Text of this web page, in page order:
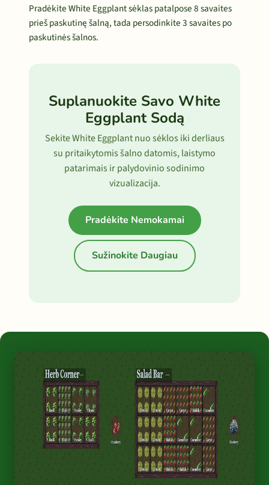
Pradėkite White Eggplant sėklas patalpose 8 savaites
prieš paskutinę šalną, tada persodinkite 3 savaites po
paskutinės šalnos.
Suplanuokite Savo White
Eggplant Sodą
Sekite White Eggplant nuo sėklos iki derliaus
su pritaikytomis šalno datomis, laistymo
patarimais ir palydovinio sodinimo
vizualizacija.
Pradėkite Nemokamai
Sužinokite Daugiau